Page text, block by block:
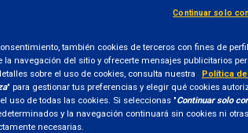
con un impacto
ne laclase R– de acumulación de los
Indicador de riesgo sintético
también cookies de terceros con fines de
navegación del sitio y ofrecerte mensajes publicitarios
sobre el uso de cookies, consulta nuestra
Política
" para gestionar tus preferencias y elegir qué cookies
uso de todas las cookies. Si seleccionas "Continuar solo
y la navegación continuará sin cookies ni
necesarias.
Continuar solo